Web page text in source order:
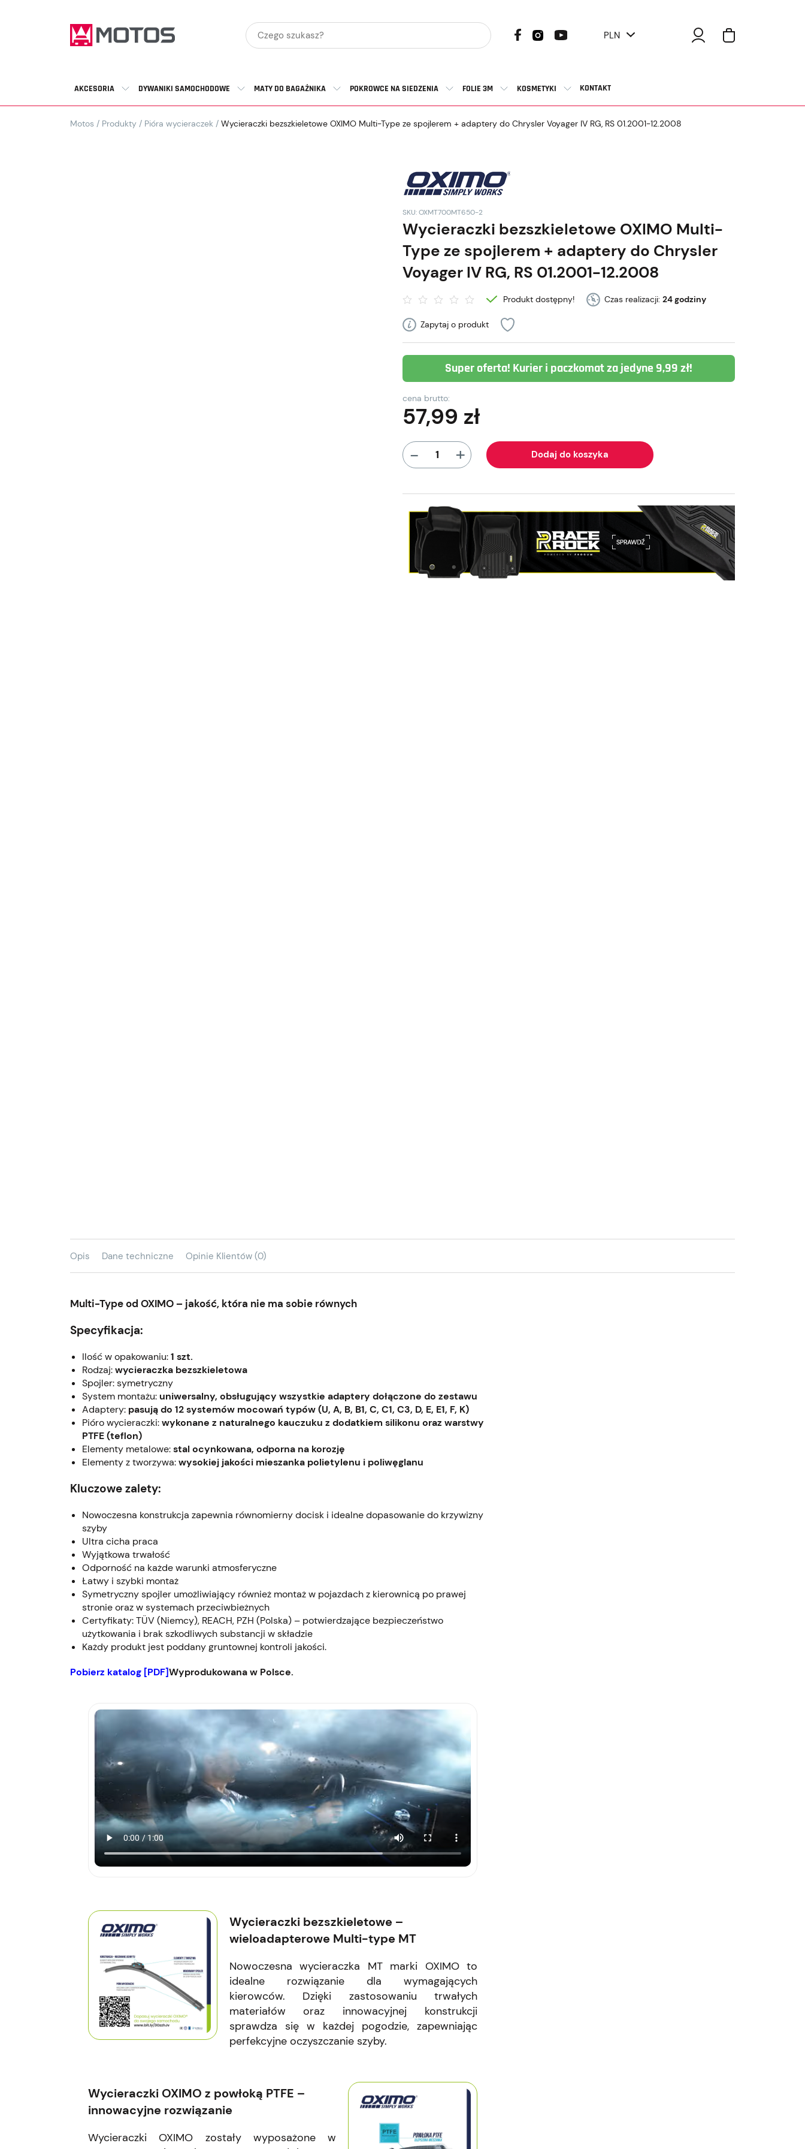
PLN
AKCESORIA DYWANIKI SAMOCHODOWE MATY DO BAGAŻNIKA POKROWCE NA SIEDZENIA FOLIE 3M KOSMETYKI KONTAKT
Motos / Produkty / Pióra wycieraczek / Wycieraczki bezszkieletowe OXIMO Multi-Type ze spojlerem + adaptery do Chrysler Voyager IV RG, RS 01.2001-12.2008
SKU: OXMT700MT650-2
Wycieraczki bezszkieletowe OXIMO Multi-
Type ze spojlerem + adaptery do Chrysler
Voyager IV RG, RS 01.2001-12.2008
Produkt dostępny! Czas realizacji: 24 godziny
Zapytaj o produkt
Super oferta! Kurier i paczkomat za jedyne 9,99 zł!
cena brutto:
57,99 zł
- + Dodaj do koszyka
Opis Dane techniczne Opinie Klientów (0)
Multi-Type od OXIMO – jakość, która nie ma sobie równych
Specyfikacja:
Ilość w opakowaniu:1 szt.
Rodzaj:wycieraczka bezszkieletowa
Spojler: symetryczny
System montażu: uniwersalny, obsługujący wszystkie adaptery dołączone do zestawu
Adaptery: pasują do 12 systemów mocowań typów (U, A, B, B1, C, C1, C3, D, E, E1, F, K)
Pióro wycieraczki:wykonane z naturalnego kauczuku z dodatkiem silikonu oraz warstwy
PTFE (teflon)
Elementy metalowe:stal ocynkowana, odporna na korozję
Elementy z tworzywa:wysokiej jakości mieszanka polietylenu i poliwęglanu
Kluczowe zalety:
Nowoczesna konstrukcja zapewnia równomierny docisk i idealne dopasowanie do krzywizny
szyby
Ultra cicha praca
Wyjątkowa trwałość
Odporność na każde warunki atmosferyczne
Łatwy i szybki montaż
Symetryczny spojler umożliwiający również montaż w pojazdach z kierownicą po prawej
stronie oraz w systemach przeciwbieżnych
Certyfikaty: TÜV (Niemcy), REACH, PZH (Polska) – potwierdzające bezpieczeństwo
użytkowania i brak szkodliwych substancji w składzie
Każdy produkt jest poddany gruntownej kontroli jakości.
Pobierz katalog [PDF]Wyprodukowana w Polsce.
Wycieraczki bezszkieletowe –
wieloadapterowe Multi-type MT
Nowoczesna wycieraczka MT marki OXIMO to
idealne rozwiązanie dla wymagających
kierowców. Dzięki zastosowaniu trwałych
materiałów oraz innowacyjnej konstrukcji
sprawdza się w każdej pogodzie, zapewniając
perfekcyjne oczyszczanie szyby.
Wycieraczki OXIMO z powłoką PTFE –
innowacyjne rozwiązanie
Wycieraczki OXIMO zostały wyposażone w